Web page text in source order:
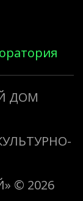
ДОМ
© 2026